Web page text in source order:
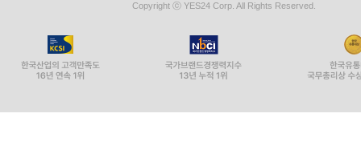
Copyright ⓒ YES24 Corp. All Rights Reserved.